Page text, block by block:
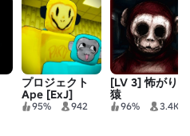
プロジェクト
Ape [ExJ]
95% 942
[LV 3] 怖がりの
猿
96% 3.4K